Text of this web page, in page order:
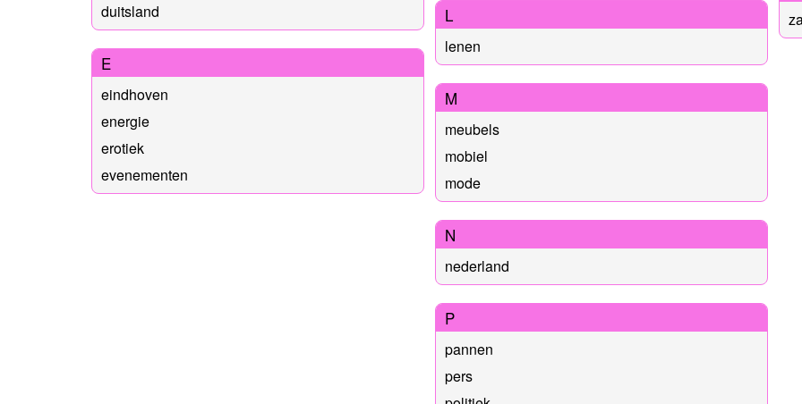
duitsland
E
eindhoven
energie
erotiek
evenementen
L
lenen
M
meubels
mobiel
mode
N
nederland
P
pannen
pers